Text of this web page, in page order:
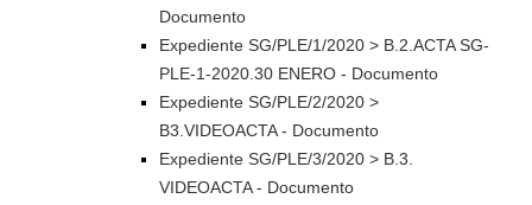
Documento
Expediente SG/PLE/1/2020 > B.2.ACTA SG-
PLE-1-2020.30 ENERO - Documento
Expediente SG/PLE/2/2020 >
B3.VIDEOACTA - Documento
Expediente SG/PLE/3/2020 > B.3.
VIDEOACTA - Documento